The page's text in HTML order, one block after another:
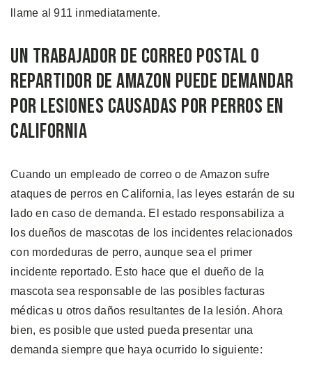
llame al 911 inmediatamente.
Un Trabajador de Correo Postal o
Repartidor de Amazon Puede Demandar
por Lesiones Causadas por Perros en
California
Cuando un empleado de correo o de Amazon sufre
ataques de perros en California, las leyes estarán de su
lado en caso de demanda. El estado responsabiliza a
los dueños de mascotas de los incidentes relacionados
con mordeduras de perro, aunque sea el primer
incidente reportado. Esto hace que el dueño de la
mascota sea responsable de las posibles facturas
médicas u otros daños resultantes de la lesión. Ahora
bien, es posible que usted pueda presentar una
demanda siempre que haya ocurrido lo siguiente: